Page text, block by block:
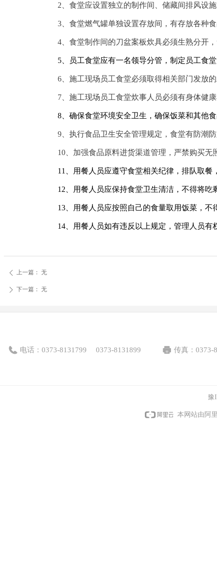
2、食堂应设置独立的制作间、储藏间排风设
3、食堂燃气罐单独设置存放间，有存放各种
4、食堂制作间的刀盆案板炊具必须生熟分开
5、员工食堂应有一名领导分管，制定员工食
6、施工现场员工食堂必须取得相关部门发放
7、施工现场员工食堂炊事人员必须有身体健
8、确保食堂环境安全卫生，确保饭菜和其他
9、执行食品卫生安全管理规定，食堂有防潮
10、加强食品原料进货渠道管理，严禁购买无
11、用餐人员应遵守食堂相关纪律， 排队取餐
12、用餐人员应保持食堂卫生清洁，不得将吃
13、用餐 人员应按照自己的食量取用饭菜 ，不
14、用餐 人 员如有违反以上规定，管理人员有
ꄴ 上一篇： 无
ꄲ 下一篇： 无
电话： 0373-8131799 0373-8131899 传真： 0373-
豫
本网站由阿